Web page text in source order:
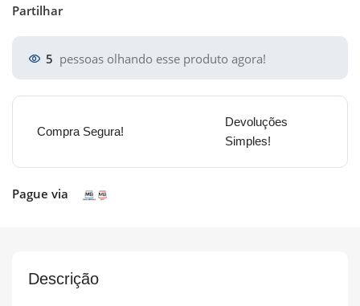
Partilhar
5 pessoas olhando esse produto agora!
Compra Segura!
Devoluções
Simples!
Pague via
Descrição